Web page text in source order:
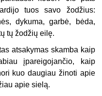
tuos savo žodžius:
dykuma, garbė, bėda,
tų žodžių eilę.
atsakymas skamba kaip
įpareigojančio, kaip
kuo daugiau žinoti apie
apie sielą.